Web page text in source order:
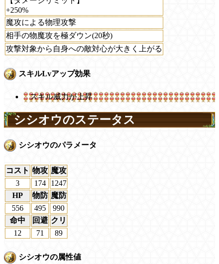
+250%
魔攻による物理攻撃
相手の物魔攻を極ダウン(20秒)
攻撃対象から自身への敵対心が大きく上がる
スキルLvアップ効果
スキル威力が上昇
シシオウのステータス
シシオウのパラメータ
コスト 物攻 魔攻
3
174
1247
HP
物防 魔防
556
495
990
命中
回避 クリ
12
71 89
シシオウの属性値